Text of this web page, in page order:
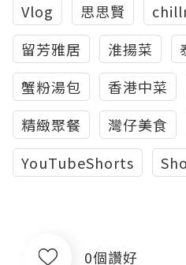
Vlog 思思賢
留芳雅居
淮揚菜
蟹粉湯包
香港中菜
精緻聚餐
灣仔美食
YouTubeShorts
0個讚好